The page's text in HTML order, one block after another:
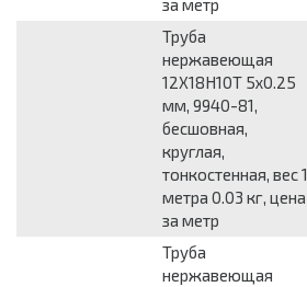
за метр
Труба
нержавеющая
12Х18Н10Т 5x0.25
мм, 9940-81,
бесшовная,
круглая,
тонкостенная, вес 1
метра 0.03 кг, цена
за метр
Труба
нержавеющая